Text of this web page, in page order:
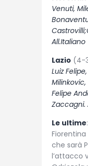
Venuti,
All.Italiano
Lazio (4-
Luiz
Felipe
Zaccagni.
Le ultime
che sarà
l’attacco